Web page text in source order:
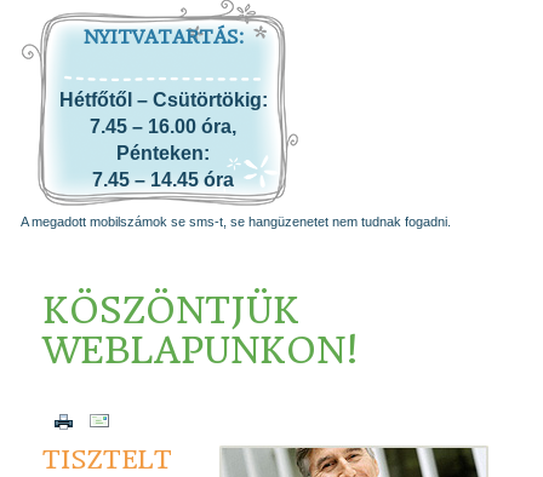
NYITVATARTÁS:
Hétfőtől – Csütörtökig:
7.45 – 16.00 óra,
Pénteken:
7.45 – 14.45 óra
A megadott mobilszámok se sms-t, se hangüzenetet nem tudnak fogadni.
KÖSZÖNTJÜK
WEBLAPUNKON!
TISZTELT